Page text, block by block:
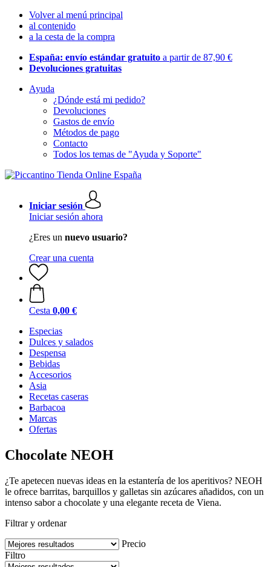
Volver al menú principal
al contenido
a la cesta de la compra
España: envío estándar gratuito a partir de 87,90 €
Devoluciones gratuitas
Ayuda
¿Dónde está mi pedido?
Devoluciones
Gastos de envío
Métodos de pago
Contacto
Todos los temas de "Ayuda y Soporte"
Iniciar sesión
Iniciar sesión ahora
¿Eres un nuevo usuario?
Crear una cuenta
Cesta 0,00 €
Especias
Dulces y salados
Despensa
Bebidas
Accesorios
Asia
Recetas caseras
Barbacoa
Marcas
Ofertas
Chocolate NEOH
¿Te apetecen nuevas ideas en la estantería de los aperitivos? NEOH
le ofrece barritas, barquillos y galletas sin azúcares añadidos, con un
intenso sabor a chocolate y una elegante receta de Viena.
Filtrar y ordenar
Precio
Filtro